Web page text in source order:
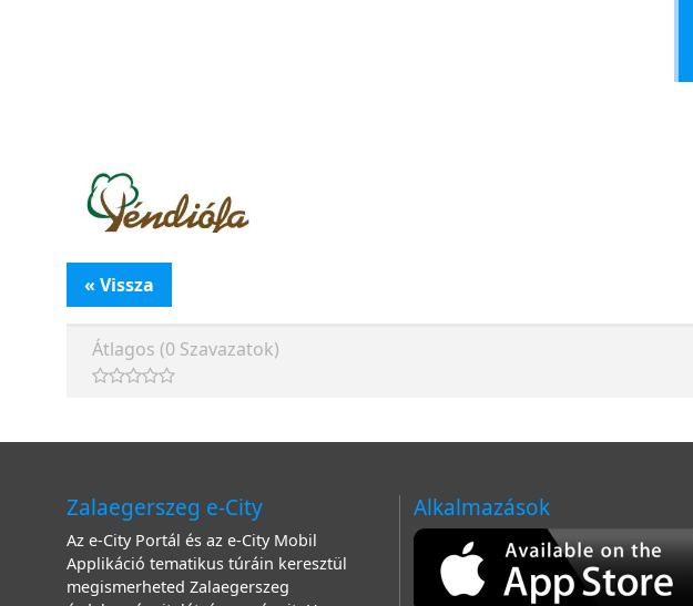
« Vissza
Átlagos (0 Szavazatok)
Zalaegerszeg e-City
Az e-City Portál és az e-City Mobil
Applikáció tematikus túráin keresztül
megismerheted Zalaegerszeg
Alkalmazások